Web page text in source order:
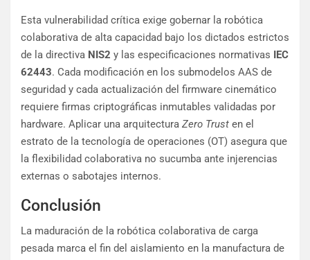
Esta vulnerabilidad crítica exige gobernar la robótica
colaborativa de alta capacidad bajo los dictados estrictos
de la directiva NIS2 y las especificaciones normativas IEC
62443. Cada modificación en los submodelos AAS de
seguridad y cada actualización del firmware cinemático
requiere firmas criptográficas inmutables validadas por
hardware. Aplicar una arquitectura Zero Trust en el
estrato de la tecnología de operaciones (OT) asegura que
la flexibilidad colaborativa no sucumba ante injerencias
externas o sabotajes internos.
Conclusión
La maduración de la robótica colaborativa de carga
pesada marca el fin del aislamiento en la manufactura de